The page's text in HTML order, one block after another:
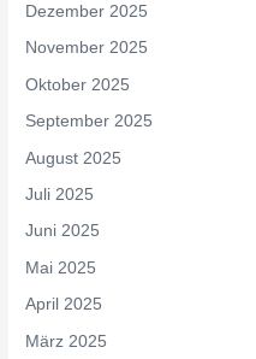
Dezember 2025
November 2025
Oktober 2025
September 2025
August 2025
Juli 2025
Juni 2025
Mai 2025
April 2025
März 2025